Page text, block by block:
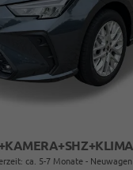
ca. 5-7 Monate Neuwagen